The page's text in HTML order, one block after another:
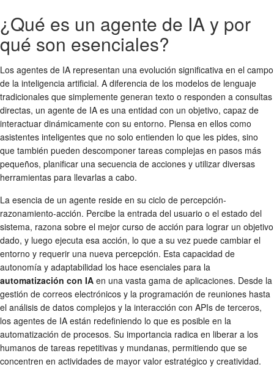
¿Qué es un agente de IA y por
qué son esenciales?
Los agentes de IA representan una evolución significativa en el campo
de la inteligencia artificial. A diferencia de los modelos de lenguaje
tradicionales que simplemente generan texto o responden a consultas
directas, un agente de IA es una entidad con un objetivo, capaz de
interactuar dinámicamente con su entorno. Piensa en ellos como
asistentes inteligentes que no solo entienden lo que les pides, sino
que también pueden descomponer tareas complejas en pasos más
pequeños, planificar una secuencia de acciones y utilizar diversas
herramientas para llevarlas a cabo.
La esencia de un agente reside en su ciclo de percepción-
razonamiento-acción. Percibe la entrada del usuario o el estado del
sistema, razona sobre el mejor curso de acción para lograr un objetivo
dado, y luego ejecuta esa acción, lo que a su vez puede cambiar el
entorno y requerir una nueva percepción. Esta capacidad de
autonomía y adaptabilidad los hace esenciales para la
automatización con IA en una vasta gama de aplicaciones. Desde la
gestión de correos electrónicos y la programación de reuniones hasta
el análisis de datos complejos y la interacción con APIs de terceros,
los agentes de IA están redefiniendo lo que es posible en la
automatización de procesos. Su importancia radica en liberar a los
humanos de tareas repetitivas y mundanas, permitiendo que se
concentren en actividades de mayor valor estratégico y creatividad.